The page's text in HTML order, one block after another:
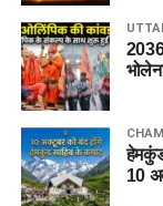
हेमकुंड
10